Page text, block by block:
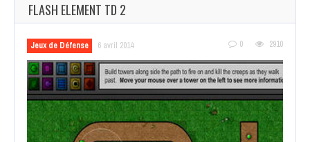
FLASH ELEMENT TD 2
Jeux de Défense 6 avril 2014 0 2910